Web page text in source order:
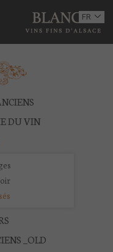
FR
EN
DU VIN
_OLD